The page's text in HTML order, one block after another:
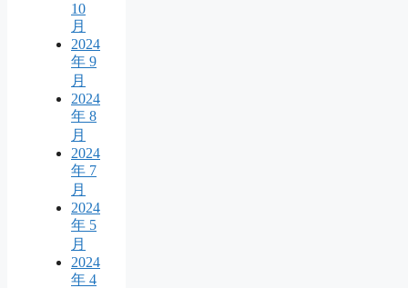
10
月
2024
年 9
月
2024
年 8
月
2024
年 7
月
2024
年 5
月
2024
年 4